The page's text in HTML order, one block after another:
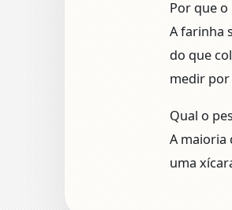
Por que
A farinha
do que
medir
Qual o
A maioria
uma